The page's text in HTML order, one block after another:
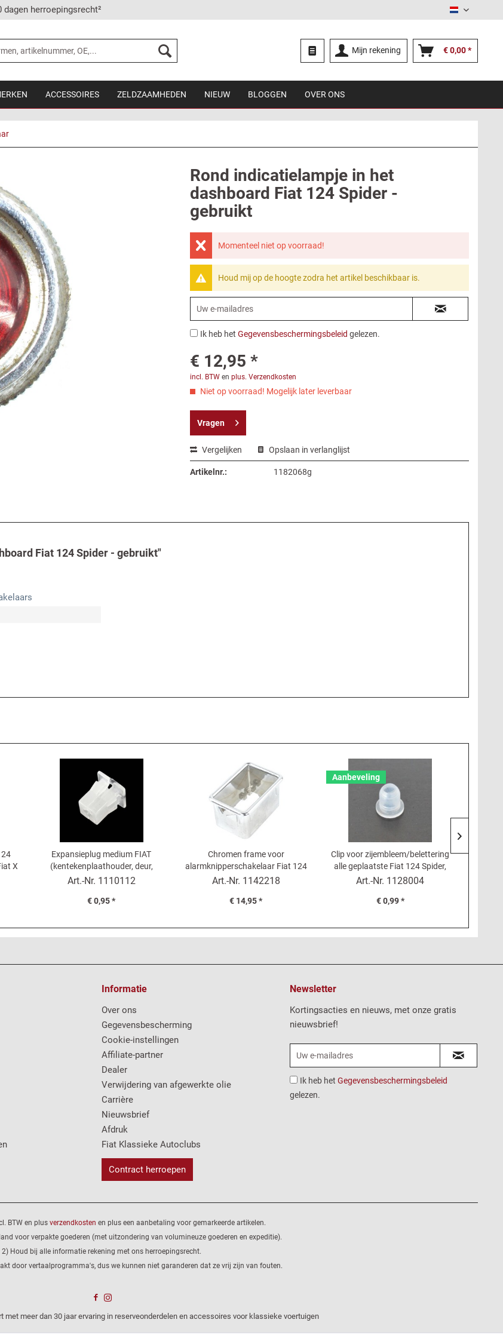
dagen herroepingsrecht² Nederlands
Mijn rekening € 0,00 *
ACCESSOIRES ZELDZAAMHEDEN NIEUW BLOGGEN OVER ONS
Rond indicatielampje in het
dashboard Fiat 124 Spider -
gebruikt
Momenteel niet op voorraad!
Houd mij op de hoogte zodra het artikel beschikbaar is.
Ik heb het Gegevensbeschermingsbeleid gelezen.
€ 12,95 *
incl. BTWen plus. Verzendkosten
Niet op voorraad! Mogelijk later leverbaar
Vragen
Vergelijken Opslaan in verlanglijst
Artikelnr.: 1182068g
Fiat 124 Spider - gebruikt"
X
Expansieplug medium FIAT
(kentekenplaathouder, deur,
motorkapbekleding...)
Art.-Nr. 1110112
€ 0,95 *
Chromen frame voor
alarmknipperschakelaar Fiat 124
Spider AS-BS-CS, 124 Coupé
Art.-Nr. 1142218
€ 14,95 *
Aanbeveling
Clip voor zijembleem/belettering
alle geplaatste Fiat 124 Spider,
850, 128 - kunststof doorvoertule
Art.-Nr. 1128004
€ 0,99 *
Informatie
Over ons
Gegevensbescherming
Cookie-instellingen
Affiliate-partner
Dealer
Verwijdering van afgewerkte olie
Carrière
Nieuwsbrief
Afdruk
Fiat Klassieke Autoclubs
Contract herroepen
Newsletter
Kortingsacties en nieuws, met onze gratis
nieuwsbrief!
Ik heb het Gegevensbeschermingsbeleid
gelezen.
BTW en plus verzendkosten en plus een aanbetaling voor gemarkeerde artikelen.
voor verpakte goederen (met uitzondering van volumineuze goederen en expeditie).
2) Houd bij alle informatie rekening met ons herroepingsrecht.
door vertaalprogramma's, dus we kunnen niet garanderen dat ze vrij zijn van fouten.
met meer dan 30 jaar ervaring in reserveonderdelen en accessoires voor klassieke voertuigen